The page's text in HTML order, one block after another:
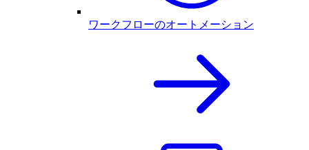
ワークフローのオートメーション